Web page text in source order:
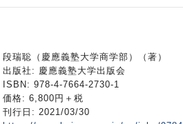
段瑞聡（慶應義塾大学商学部）（著）
出版社: 慶應義塾大学出版会
ISBN: 978-4-7664-2730-1
価格: 6,800円＋税
刊行日: 2021/03/30